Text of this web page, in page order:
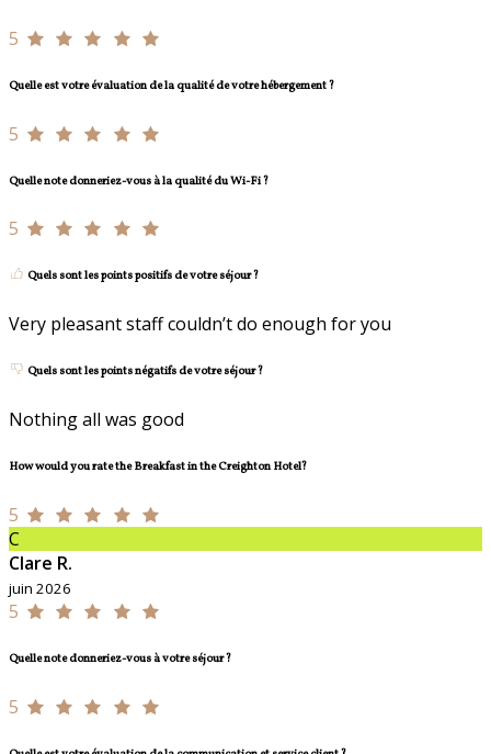
5
Quelle est votre évaluation de la qualité de votre hébergement ?
5
Quelle note donneriez-vous à la qualité du Wi-Fi ?
5
Quels sont les points positifs de votre séjour ?
Very pleasant staff couldn’t do enough for you
Quels sont les points négatifs de votre séjour ?
Nothing all was good
How would you rate the Breakfast in the Creighton Hotel?
5
C
Clare R.
juin 2026
5
Quelle note donneriez-vous à votre séjour ?
5